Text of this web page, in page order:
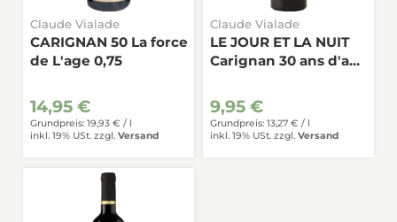
Claude Vialade
CARIGNAN 50 La force
de L'age 0,75
14,95 €
Grundpreis: 19,93 € / l
inkl. 19% USt. zzgl. Versand
Claude Vialade
LE JOUR ET LA NUIT
Carignan 30 ans d'age
9,95 €
Grundpreis: 13,27 € / l
inkl. 19% USt. zzgl. Versand